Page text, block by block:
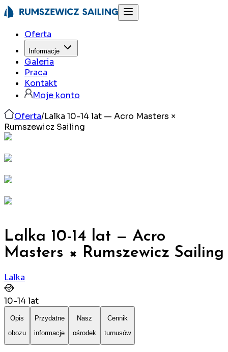
Oferta
Informacje
Galeria
Praca
Kontakt
Moje konto
Oferta/Lalka 10-14 lat — Acro Masters ×
Rumszewicz Sailing
Lalka 10-14 lat — Acro
Masters × Rumszewicz Sailing
Lalka
10-14lat
Opis
obozu
Przydatne
informacje
Nasz
ośrodek
Cennik
turnusów